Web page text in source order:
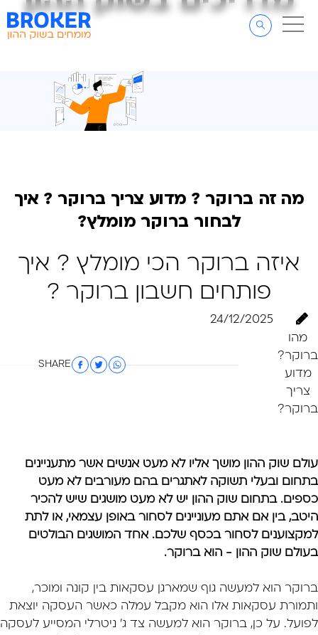
דלג לסרגל הניווט
דלג לתוכן
מה זה ברוקר ? מדוע צריך ברוקר ? איך
לבחור ברוקר מומלץ?
איזה ברוקר הכי מומלץ ? איך
פותחים חשבון ברוקר ?
מהו
ברוקר?
מדוע
צריך
ברוקר?
24/12/2025
SHARE
עולם שוק ההון מושך אליו לא מעט אנשים אשר מתעניינים
בתחום ובעלי תשוקה לאתגרים בהם מעורבים לא מעט
כספים. בתחום שוק ההון יש לא מעט מושגים שיש להכיר
היטב, בין אם אתם מעוניינים לסחור באופן עצמאי, או לתת
למקצוענים לסחור בכסף שלכם. אחד המושגים הבולטים
בעולם שוק ההון - הואברוקר.
ברוקר הוא למעשה גוף שמארגן עסקאות בין קונה ומוכר,
ותמורת עסקאות אלו הוא מקבל עמלה כאשר העסקה יוצאת
לפועל. על כן, ברוקר הוא למעשה צד ג' ניטרלי המסייע לעסקה